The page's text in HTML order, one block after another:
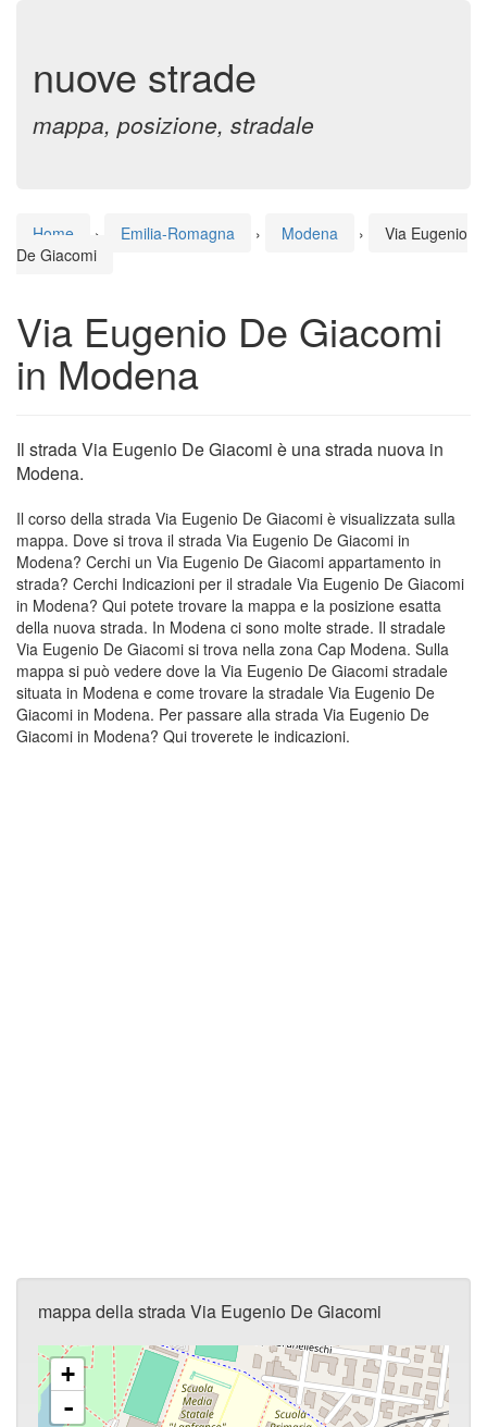
nuove strade
mappa, posizione, stradale
Home › Emilia-Romagna › Modena ›
Via Eugenio
De Giacomi
Via Eugenio De Giacomi
in Modena
Il strada Via Eugenio De Giacomi è una strada nuova in
Modena.
Il corso della strada Via Eugenio De Giacomi è visualizzata sulla
mappa. Dove si trova il strada Via Eugenio De Giacomi in
Modena? Cerchi un Via Eugenio De Giacomi appartamento in
strada? Cerchi Indicazioni per il stradale Via Eugenio De Giacomi
in Modena? Qui potete trovare la mappa e la posizione esatta
della nuova strada. In Modena ci sono molte strade. Il stradale
Via Eugenio De Giacomi si trova nella zona Cap Modena. Sulla
mappa si può vedere dove la Via Eugenio De Giacomi stradale
situata in Modena e come trovare la stradale Via Eugenio De
Giacomi in Modena. Per passare alla strada Via Eugenio De
Giacomi in Modena? Qui troverete le indicazioni.
mappa della strada Via Eugenio De Giacomi
+
-